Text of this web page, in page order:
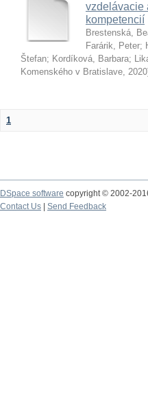
vzdelávacie
kompetencií
Brestenská,
Farárik, Peter;
Štefan; Kordíková, Barbara;
Komenského v Bratislave, 2020
1
DSpace software copyright © 2002-
Contact Us
Send Feedback